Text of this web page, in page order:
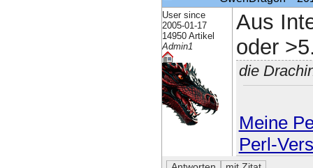
User since
2005-01-17
14950 Artikel
Admin1
Aus
oder
die
Meine
Perl-